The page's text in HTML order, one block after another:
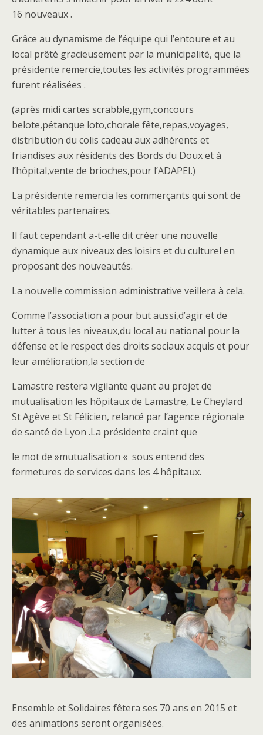
16 nouveaux .
Grâce au dynamisme de l’équipe qui l’entoure et au
local prêté gracieusement par la municipalité, que la
présidente remercie,toutes les activités programmées
furent réalisées .
(après midi cartes scrabble,gym,concours
belote,pétanque loto,chorale fête,repas,voyages,
distribution du colis cadeau aux adhérents et
friandises aux résidents des Bords du Doux et à
l’hôpital,vente de brioches,pour l’ADAPEI.)
La présidente remercia les commerçants qui sont de
véritables partenaires.
Il faut cependant a-t-elle dit créer une nouvelle
dynamique aux niveaux des loisirs et du culturel en
proposant des nouveautés.
La nouvelle commission administrative veillera à cela.
Comme l’association a pour but aussi,d’agir et de
lutter à tous les niveaux,du local au national pour la
défense et le respect des droits sociaux acquis et pour
leur amélioration,la section de
Lamastre restera vigilante quant au projet de
mutualisation les hôpitaux de Lamastre, Le Cheylard
St Agève et St Félicien, relancé par l’agence régionale
de santé de Lyon .La présidente craint que
le mot de »mutualisation « sous entend des
fermetures de services dans les 4 hôpitaux.
Ensemble et Solidaires fêtera ses 70 ans en 2015 et
des animations seront organisées.